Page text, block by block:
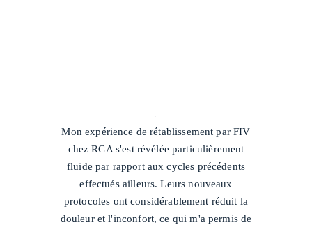
Mon expérience de rétablissement par FIV
chez RCA s'est révélée particulièrement
fluide par rapport aux cycles précédents
effectués ailleurs. Leurs nouveaux
protocoles ont considérablement réduit la
douleur et l'inconfort, ce qui m'a permis de